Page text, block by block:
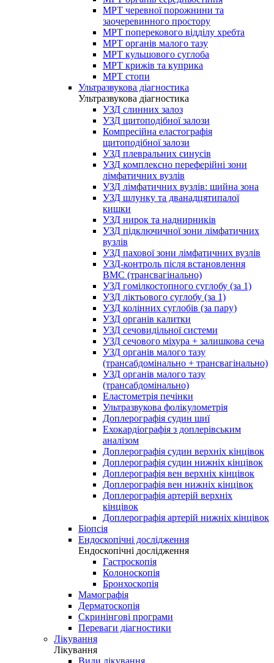
МРТ черевної порожнини та
заочеревинного простору
МРТ поперекового відділу хребта
МРТ органів малого тазу
МРТ кульшового суглоба
МРТ крижів та куприка
МРТ стопи
Ультразвукова діагностика
Ультразвукова діагностика
УЗД слинних залоз
УЗД щитоподібної залози
Компресійна еластографія
щитоподібної залози
УЗД плевральних синусів
УЗД комплексно переферійні зони
лімфатичних вузлів
УЗД лімфатичних вузлів: шийна зона
УЗД шлунку та дванадцятипалої
кишки
УЗД нирок та наднирників
УЗД підключичної зони лімфатичних
вузлів
УЗД пахової зони лімфатичних вузлів
УЗД-контроль після встановлення
ВМС (трансвагінально)
УЗД гомілкостопного суглобу (за 1)
УЗД ліктьового суглобу (за 1)
УЗД колінних суглобів (за пару)
УЗД органів калитки
УЗД сечовидільної системи
УЗД сечового міхура + залишкова сеча
УЗД органів малого тазу
(трансабдомінально + трансвагінально)
УЗД органів малого тазу
(трансабдомінально)
Еластометрія печінки
Ультразвукова фолікулометрія
Доплерографія судин шиї
Ехокардіографія з доплерівським
аналізом
Доплерографія судин верхніх кінцівок
Доплерографія судин нижніх кінцівок
Доплерографія вен верхніх кінцівок
Доплерографія вен нижніх кінцівок
Доплерографія артерій верхніх
кінцівок
Доплерографія артерій нижніх кінцівок
Біопсія
Ендоскопічні дослідження
Ендоскопічні дослідження
Гастроскопія
Колоноскопія
Бронхоскопія
Мамографія
Дерматоскопія
Скринінгові програми
Переваги діагностики
Лікування
Лікування
Види лікування